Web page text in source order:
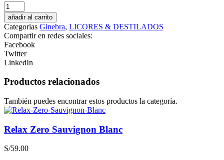
Pisco
Tacama
Demonio
de
los
Andes
Quebranta
cantidad
añadir al carrito
Categorias Ginebra, LICORES & DESTILADOS
Compartir en redes sociales:
Facebook
Twitter
LinkedIn
Productos relacionados
También puedes encontrar estos productos la categoría.
Relax Zero Sauvignon Blanc
S/59.00